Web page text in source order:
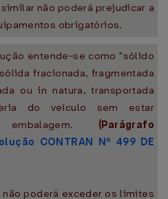
não poderá prejudicar a
obrigatórios.
entende-se como "sólido
fracionada, fragmentada
ou in natura, transportada
do veículo sem estar
embalagem. (Parágrafo
CONTRAN Nº 499 DE
não poderá exceder os limites